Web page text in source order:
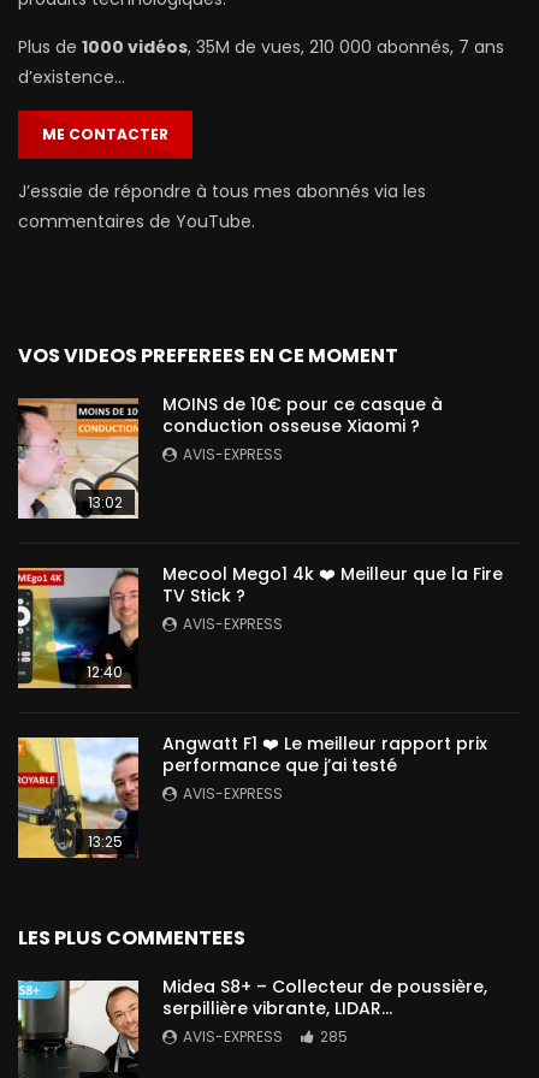
Plus de 1000 vidéos, 35M de vues, 210 000 abonnés, 7 ans
d’existence…
ME CONTACTER
J’essaie de répondre à tous mes abonnés via les
commentaires de YouTube.
VOS VIDEOS PREFEREES EN CE MOMENT
13:02
MOINS de 10€ pour ce casque à
conduction osseuse Xiaomi ?
AVIS-EXPRESS
12:40
Mecool Mego1 4k ❤️ Meilleur que la Fire
TV Stick ?
AVIS-EXPRESS
13:25
Angwatt F1 ❤️ Le meilleur rapport prix
performance que j’ai testé
AVIS-EXPRESS
LES PLUS COMMENTEES
Midea S8+ – Collecteur de poussière,
serpillière vibrante, LIDAR…
AVIS-EXPRESS 285